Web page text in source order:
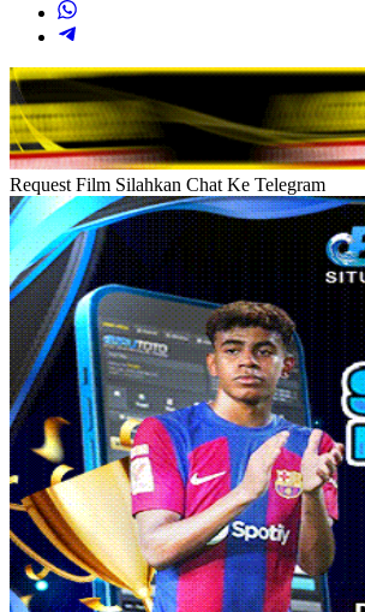
Request Film Silahkan Chat Ke Telegram